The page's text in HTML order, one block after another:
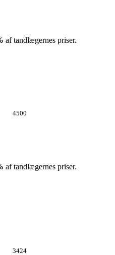
af tandlægernes priser.
4500
af tandlægernes priser.
3424